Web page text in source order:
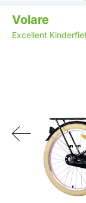
Volare
Excellent